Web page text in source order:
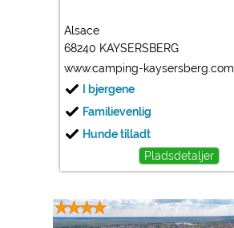
Alsace
68240 KAYSERSBERG
www.camping-kaysersberg.com
I bjergene
Familievenlig
Hunde tilladt
Pladsdetaljer